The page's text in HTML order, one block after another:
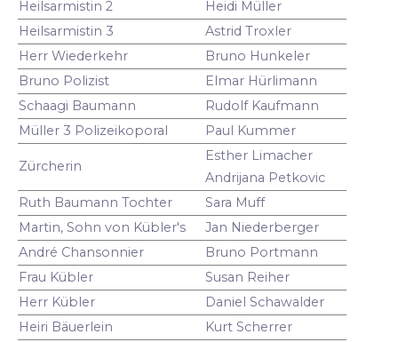
Heilsarmistin 2
Heidi Müller
Heilsarmistin 3
Astrid Troxler
Herr Wiederkehr
Bruno Hunkeler
Bruno Polizist
Elmar Hürlimann
Schaagi Baumann
Rudolf Kaufmann
Müller 3 Polizeikoporal
Paul Kummer
Zürcherin
Esther Limacher
Andrijana Petkovic
Ruth Baumann Tochter
Sara Muff
Martin, Sohn von Kübler's
Jan Niederberger
André Chansonnier
Bruno Portmann
Frau Kübler
Susan Reiher
Herr Kübler
Daniel Schawalder
Heiri Bäuerlein
Kurt Scherrer